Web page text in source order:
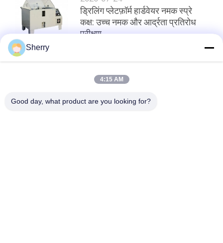
ड्रिलिंग प्लेटफ़ॉर्म हार्डवेयर नमक स्प्रे
कक्ष: उच्च नमक और आर्द्रता प्रतिरोध
परीक्षण
शीर्ष
Sherry
4:15 AM
Good day, what product are you looking for?